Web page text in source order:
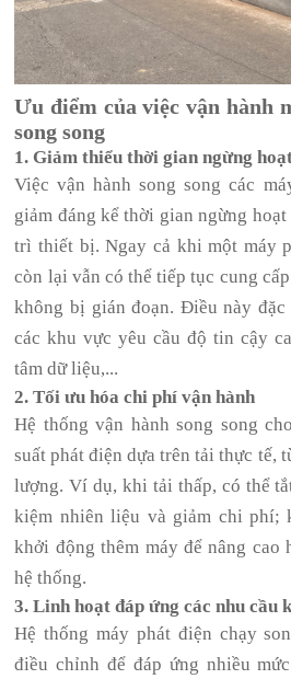
Ưu điểm của việc vận hành
song song
1. Giảm thiểu thời gian ngừng
Việc vận hành song song các
giảm đáng kể thời gian ngừng
trì thiết bị. Ngay cả khi một máy
còn lại vẫn có thể tiếp tục cung
không bị gián đoạn. Điều này
các khu vực yêu cầu độ tin cậy
tâm dữ liệu,...
2. Tối ưu hóa chi phí vận hành
Hệ thống vận hành song song
suất phát điện dựa trên tải thực tế,
lượng. Ví dụ, khi tải thấp, có thể
kiệm nhiên liệu và giảm chi phí;
khởi động thêm máy để nâng cao
hệ thống.
3. Linh hoạt đáp ứng các nhu cầu
Hệ thống máy phát điện chạy
điều chỉnh để đáp ứng nhiều